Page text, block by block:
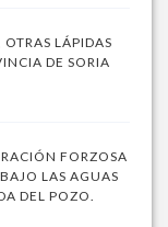
LÁPIDAS
DE SORIA
FORZOSA
LAS AGUAS
DEL POZO.